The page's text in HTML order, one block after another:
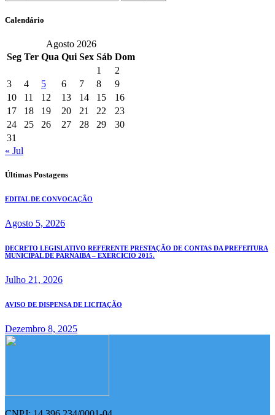
por:
Calendário
Agosto 2026
Seg Ter Qua Qui Sex Sáb Dom
1
2
3
4 5 6 7 8
9
10
11 12 13 14 15
16
17
18 19 20 21 22
23
24
25 26 27 28 29
30
31
« Jul
Últimas Postagens
EDITAL DE CONVOCAÇÃO
Agosto 5, 2026
DECRETO LEGISLATIVO REFERENTE PRESTAÇÃO DE CONTAS DA PREFEITURA
MUNICIPAL DE PARNAIBA – EXERCÍCIO 2015.
Julho 21, 2026
AVISO DE DISPENSA DE LICITAÇÃO
Dezembro 8, 2025